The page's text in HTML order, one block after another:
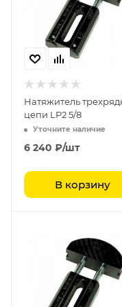
Натяжитель
цепи LP2 5/8
Уточните наличие
6 240 ₽/шт
В корзину